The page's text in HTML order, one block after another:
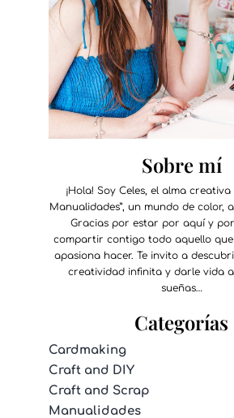
Sobre mí
¡Hola! Soy Celes, el alma creativa
Manualidades”, un mundo de color,
Gracias por estar por aquí y
compartir contigo todo aquello que
apasiona hacer. Te invito a
creatividad infinita y darle vida
sueñas…
Categorías
Cardmaking
Craft and DIY
Craft and Scrap
Manualidades